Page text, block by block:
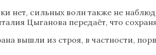
нет, сильных волн также не
Цыганова передаёт, что
вышли из строя, в частности,